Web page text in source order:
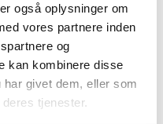
også oplysninger om
vores partnere inden
og
kan kombinere disse
givet dem, eller som
tjenester.